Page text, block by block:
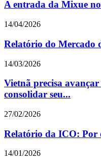
A entrada da Mixue
14/04/2026
Relatório do Mercado
14/03/2026
Vietnã precisa
consolidar seu...
27/02/2026
Relatório da ICO: Por
14/01/2026